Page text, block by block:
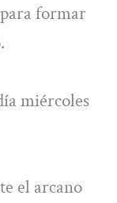
formar
miércoles
el arcano